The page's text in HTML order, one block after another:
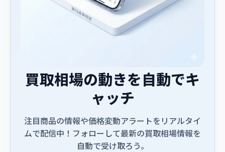
買取相場の動きを自動でキ
ャッチ
注目商品の情報や価格変動アラートをリアルタイ
ムで配信中！フォローして最新の買取相場情報を
自動で受け取ろう。